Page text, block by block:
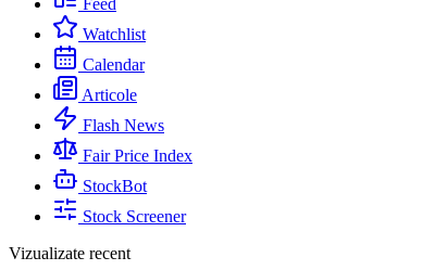
Feed
Watchlist
Calendar
Articole
Flash News
Fair Price Index
StockBot
Stock Screener
Vizualizate recent